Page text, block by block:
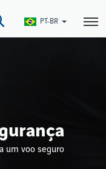
PT-BR
um voo seguro